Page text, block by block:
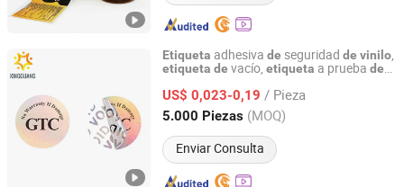
Etiqueta adhesiva de seguridad de vinilo,
etiqueta de vacío, etiqueta a prueba de
US$ 0,023-0,19 / Pieza
5.000 Piezas (MOQ)
Enviar Consulta
Dongguan Xingguang Label Products Co., Ltd.
Guangdong, China Desde 2025